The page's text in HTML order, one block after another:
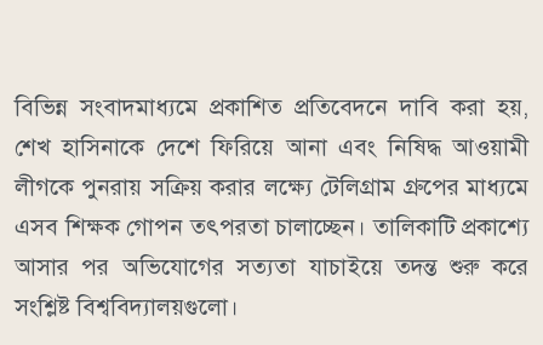
বিভিন্ন সংবাদমাধ্যমে প্রকাশিত প্রতিবেদনে দাবি করা হয়,
শেখ হাসিনাকে দেশে ফিরিয়ে আনা এবং নিষিদ্ধ আওয়ামী
লীগকে পুনরায় সক্রিয় করার লক্ষ্যে টেলিগ্রাম গ্রুপের মাধ্যমে
এসব শিক্ষক গোপন তৎপরতা চালাচ্ছেন। তালিকাটি প্রকাশ্যে
আসার পর অভিযোগের সত্যতা যাচাইয়ে তদন্ত শুরু করে
সংশ্লিষ্ট বিশ্ববিদ্যালয়গুলো।